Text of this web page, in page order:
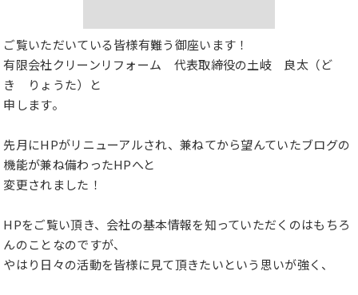
ご覧いただいている皆様有難う御座います！
有限会社クリーンリフォーム 代表取締役の土岐 良太（ど
き りょうた）と
申します。
先月にHPがリニューアルされ、兼ねてから望んていたブログの
機能が兼ね備わったHPへと
変更されました！
HPをご覧い頂き、会社の基本情報を知っていただくのはもちろ
んのことなのですが、
やはり日々の活動を皆様に見て頂きたいという思いが強く、